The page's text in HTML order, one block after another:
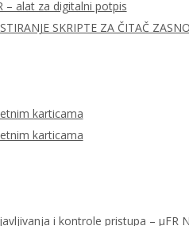
– alat za digitalni potpis
SKRIPTE ZA ČITAČ
karticama
karticama
i kontrole pristupa – μFR